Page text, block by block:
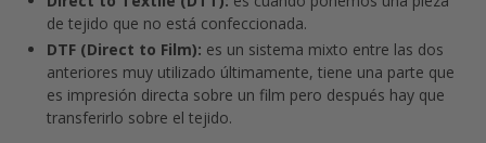
de tejido que no está confeccionada.
DTF (Direct to Film): es un sistema mixto entre las dos
anteriores muy utilizado últimamente, tiene una parte que
es impresión directa sobre un film pero después hay que
transferirlo sobre el tejido.